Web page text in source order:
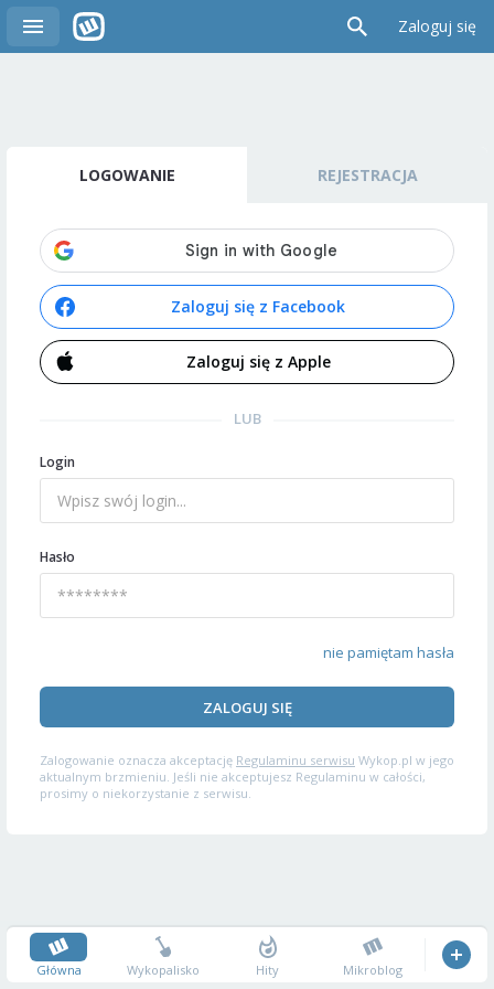
Zaloguj się
LOGOWANIE REJESTRACJA
Zaloguj się z Facebook
Zaloguj się z Apple
LUB
Login
Hasło
nie pamiętam hasła
ZALOGUJ SIĘ
Zalogowanie oznacza akceptację Regulaminu serwisu Wykop.pl w jego
aktualnym brzmieniu. Jeśli nie akceptujesz Regulaminu w całości,
prosimy o niekorzystanie z serwisu.
Główna Wykopalisko Hity Mikroblog